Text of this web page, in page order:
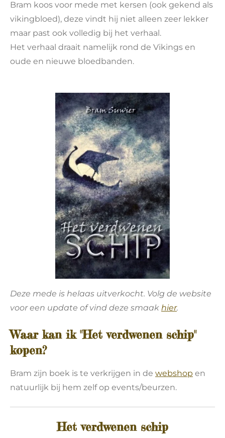
Bram koos voor mede met kersen (ook gekend als
vikingbloed), deze vindt hij niet alleen zeer lekker
maar past ook volledig bij het verhaal.
Het verhaal draait namelijk rond de Vikings en
oude en nieuwe bloedbanden.
Deze mede is helaas uitverkocht. Volg de website
voor een update of vind deze smaak hier.
Waar kan ik "Het verdwenen schip"
kopen?
Bram zijn boek is te verkrijgen in de webshop en
natuurlijk bij hem zelf op events/beurzen.
Het verdwenen schip